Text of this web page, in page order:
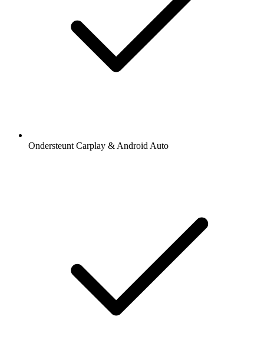
Ondersteunt Carplay & Android Auto